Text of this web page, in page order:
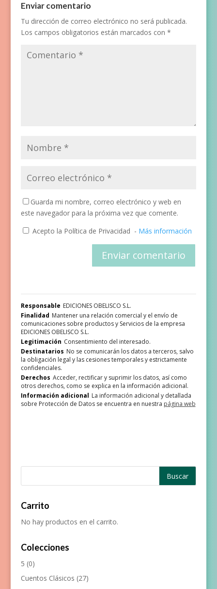
Enviar comentario
Tu dirección de correo electrónico no será publicada.
Los campos obligatorios están marcados con *
Guarda mi nombre, correo electrónico y web en
este navegador para la próxima vez que comente.
Acepto la Política de Privacidad - Más información
Responsable EDICIONES OBELISCO S.L.
Finalidad Mantener una relación comercial y el envío de
comunicaciones sobre productos y Servicios de la empresa
EDICIONES OBELISCO S.L.
Legitimación Consentimiento del interesado.
Destinatarios No se comunicarán los datos a terceros, salvo
la obligación legal y las cesiones temporales y estrictamente
confidenciales.
Derechos Acceder, rectificar y suprimir los datos, así como
otros derechos, como se explica en la información adicional.
Información adicional La información adicional y detallada
sobre Protección de Datos se encuentra en nuestra página web
Carrito
No hay productos en el carrito.
Colecciones
5 (0)
Cuentos Clásicos (27)